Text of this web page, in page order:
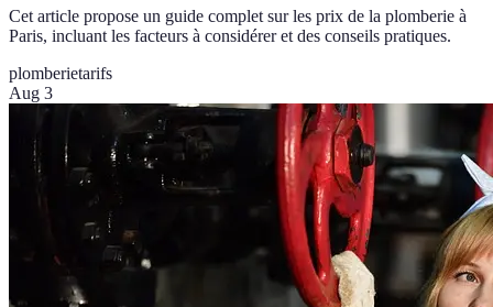
Cet article propose un guide complet sur les prix de la plomberie à
Paris, incluant les facteurs à considérer et des conseils pratiques.
plomberietarifs
Aug 3